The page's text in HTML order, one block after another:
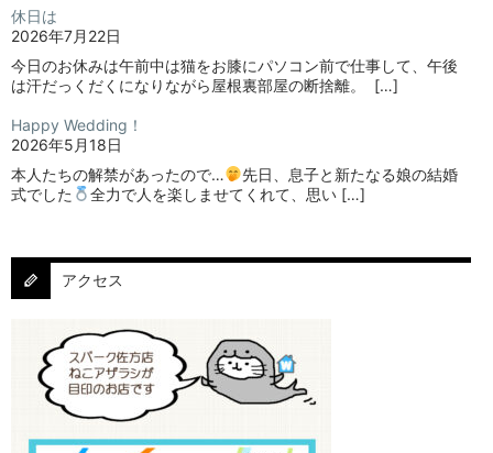
休日は
2026年7月22日
今日のお休みは午前中は猫をお膝にパソコン前で仕事して、午後
は汗だっくだくになりながら屋根裏部屋の断捨離。⁡ ⁡ […]
Happy Wedding！
2026年5月18日
本人たちの解禁があったので…
⁡⁡先日、息子と新たなる娘の結婚
式でした
⁡⁡⁡全力で人を楽しませてくれて、思い […]
アクセス